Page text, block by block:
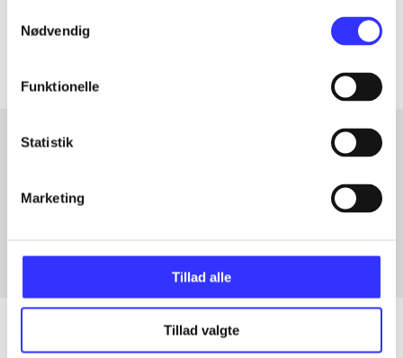
Nødvendig
Funktionelle
Statistik
Marketing
Tillad alle
Tillad valgte
Artiklerne i
Fra